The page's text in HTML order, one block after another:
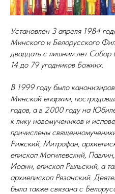
Установлен 3 апреля 1984
Минского и Белорусского
двадцать с лишним лет Собор
14 до 79 угодников Божиих.
В 1999 году было
Минской епархии,
годов, а в 2000 году на
к лику новомучеников и
причислены
Рижский, Митрофан,
епископ Могилевский,
Иоанн, епископ Рыльский, а
архиепископ Рязанский.
была также связана с